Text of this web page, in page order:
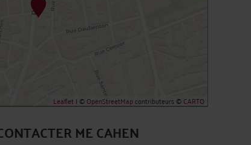
Leaflet | ©OpenStreetMapcontributeurs ©CARTO
ME CAHEN